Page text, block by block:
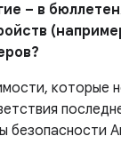
– в
которые
безопасности